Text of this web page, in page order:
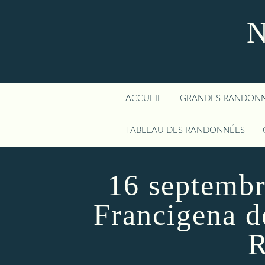
ACCUEIL GRANDES
TABLEAU DES RANDONNÉES
16
Francigena